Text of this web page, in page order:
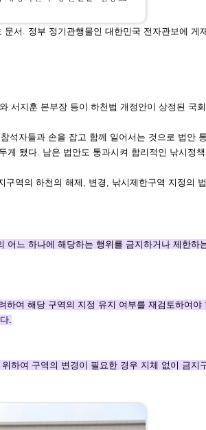
문서. 정부 정기관행 물인 대한민국 전자관보에 게
서지훈 본부장 등이 하천법 개정 안이 상정된 국
석자들과 손을 잡고 함께 일어서는 것으로 법안
게 됐다. 남은 법안도 통과시켜 합리적인 낚시정
구역의 하천의 해제, 변경, 낚시제한구역 지정의
어느 하나에 해당하는 행위를 금지하거나 제한하
하여 해당 구역의 지정 유지 여부를 재검토하여야
.
하여 구역의 변경이 필요한 경우 지체 없이 금지